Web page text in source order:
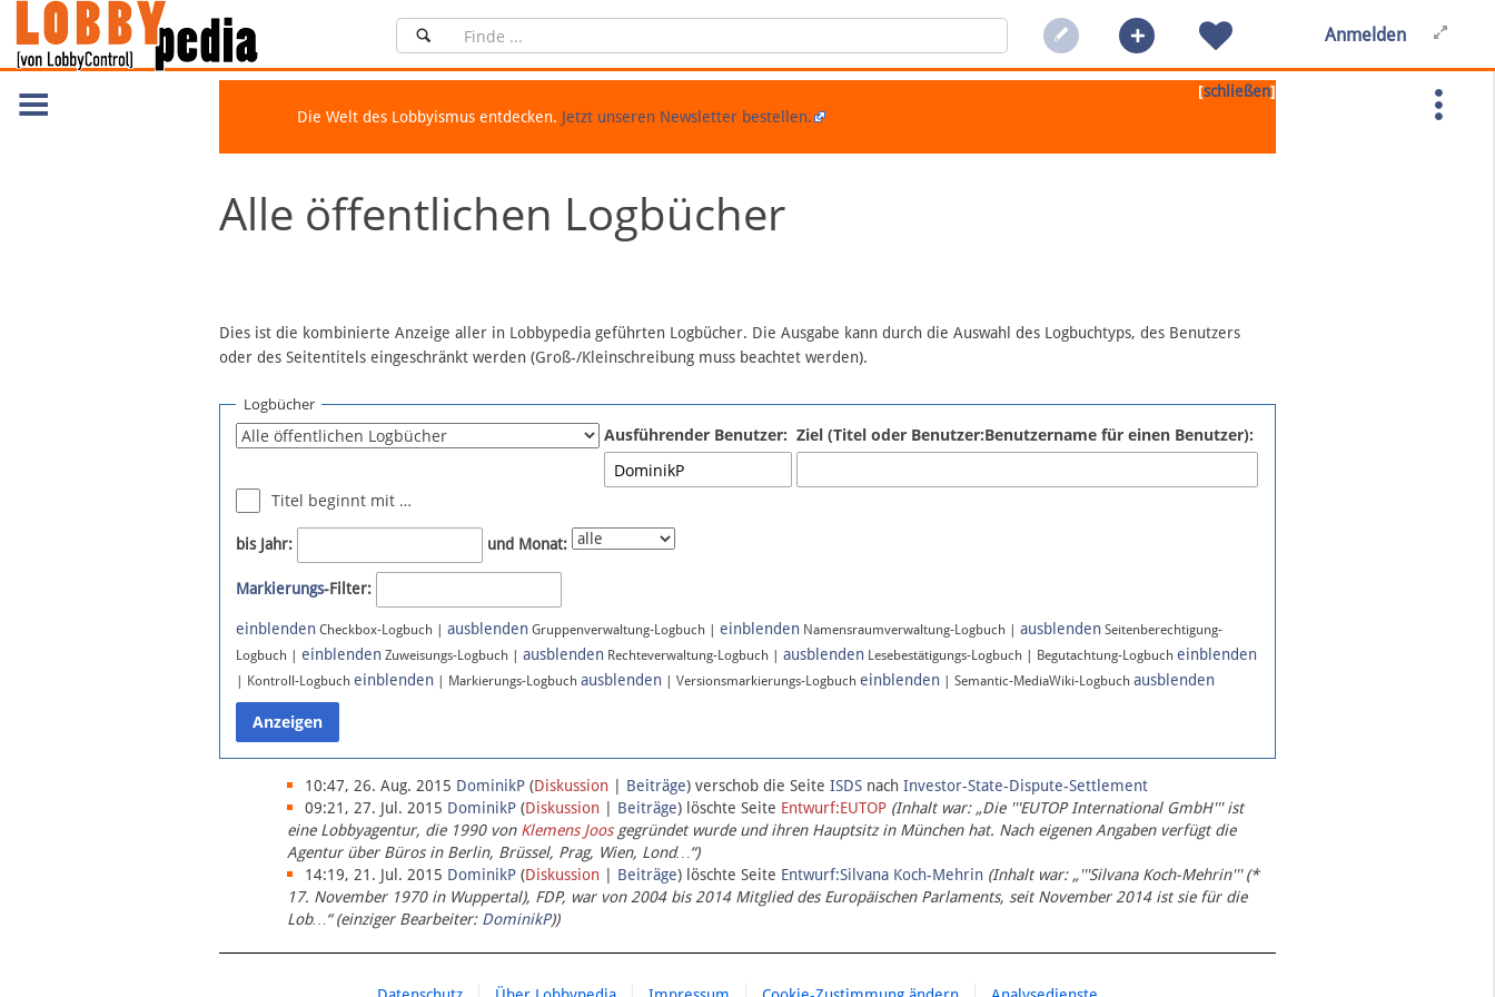
Anmelden
[schließen]
Die Welt des Lobbyismus entdecken. Jetzt unseren Newsletter bestellen.
Alle öffentlichen Logbücher
Dies ist die kombinierte Anzeige aller in Lobbypedia geführten Logbücher. Die Ausgabe kann durch die Auswahl des Logbuchtyps, des Benutzers
oder des Seitentitels eingeschränkt werden (Groß-/Kleinschreibung muss beachtet werden).
Logbücher
Ausführender Benutzer: Ziel (Titel oder Benutzer:Benutzername für einen Benutzer):
Titel beginnt mit …
bis Jahr: und Monat:
Markierungs-Filter:
einblenden Checkbox-Logbuch | ausblenden Gruppenverwaltung-Logbuch | einblenden Namensraumverwaltung-Logbuch | ausblenden Seitenberechtigung-
Logbuch | einblenden Zuweisungs-Logbuch | ausblenden Rechteverwaltung-Logbuch | ausblenden Lesebestätigungs-Logbuch | Begutachtung-Logbuch einblenden
| Kontroll-Logbuch einblenden | Markierungs-Logbuch ausblenden | Versionsmarkierungs-Logbuch einblenden | Semantic-MediaWiki-Logbuch ausblenden
10:47, 26. Aug. 2015 DominikP (Diskussion | Beiträge) verschob die Seite ISDS nach Investor-State-Dispute-Settlement
09:21, 27. Jul. 2015 DominikP (Diskussion | Beiträge) löschte Seite Entwurf:EUTOP (Inhalt war: „Die '''EUTOP International GmbH''' ist
eine Lobbyagentur, die 1990 von Klemens Joosgegründet wurde und ihren Hauptsitz in München hat. Nach eigenen Angaben verfügt die
Agentur über Büros in Berlin, Brüssel, Prag, Wien, Lond…“)
14:19, 21. Jul. 2015 DominikP (Diskussion | Beiträge) löschte Seite Entwurf:Silvana Koch-Mehrin (Inhalt war: „'''Silvana Koch-Mehrin''' (*
17. November 1970 in Wuppertal), FDP, war von 2004 bis 2014 Mitglied des Europäischen Parlaments, seit November 2014 ist sie für die
Lob…“ (einziger Bearbeiter: DominikP))